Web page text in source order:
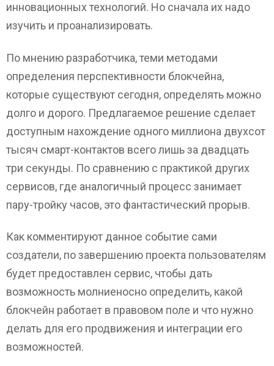
инновационных технологий. Но сначала их надо
изучить и проанализировать.
По мнению разработчика, теми методами
определения перспективности блокчейна,
которые существуют сегодня, определять можно
долго и дорого. Предлагаемое решение сделает
доступным нахождение одного миллиона двухсот
тысяч смарт-контактов всего лишь за двадцать
три секунды. По сравнению с практикой других
сервисов, где аналогичный процесс занимает
пару-тройку часов, это фантастический прорыв.
Как комментируют данное событие сами
создатели, по завершению проекта пользователям
будет предоставлен сервис, чтобы дать
возможность молниеносно определить, какой
блокчейн работает в правовом поле и что нужно
делать для его продвижения и интеграции его
возможностей.